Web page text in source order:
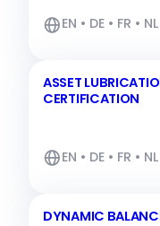
EN • DE • FR • NL
ASSET
CERTIFICATION
EN • DE • FR • NL
DYNAMIC